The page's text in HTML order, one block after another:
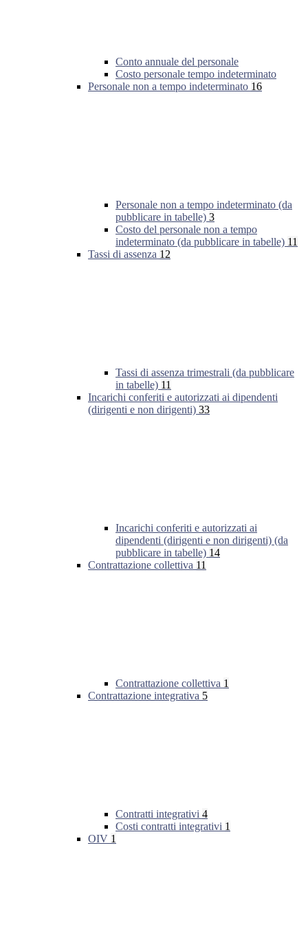
Conto annuale del personale
Costo personale tempo indeterminato
Personale non a tempo indeterminato 16
Personale non a tempo indeterminato (da
pubblicare in tabelle) 3
Costo del personale non a tempo
indeterminato (da pubblicare in tabelle) 11
Tassi di assenza 12
Tassi di assenza trimestrali (da pubblicare
in tabelle) 11
Incarichi conferiti e autorizzati ai dipendenti
(dirigenti e non dirigenti) 33
Incarichi conferiti e autorizzati ai
dipendenti (dirigenti e non dirigenti) (da
pubblicare in tabelle) 14
Contrattazione collettiva 11
Contrattazione collettiva 1
Contrattazione integrativa 5
Contratti integrativi 4
Costi contratti integrativi 1
OIV 1